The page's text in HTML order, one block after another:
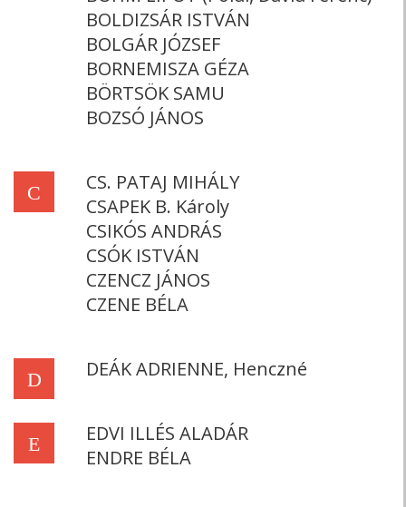
BOLDIZSÁR ISTVÁN
BOLGÁR JÓZSEF
BORNEMISZA GÉZA
BÖRTSÖK SAMU
BOZSÓ JÁNOS
C
CS. PATAJ MIHÁLY
CSAPEK B. Károly
CSIKÓS ANDRÁS
CSÓK ISTVÁN
CZENCZ JÁNOS
CZENE BÉLA
D DEÁK ADRIENNE, Henczné
E
EDVI ILLÉS ALADÁR
ENDRE BÉLA